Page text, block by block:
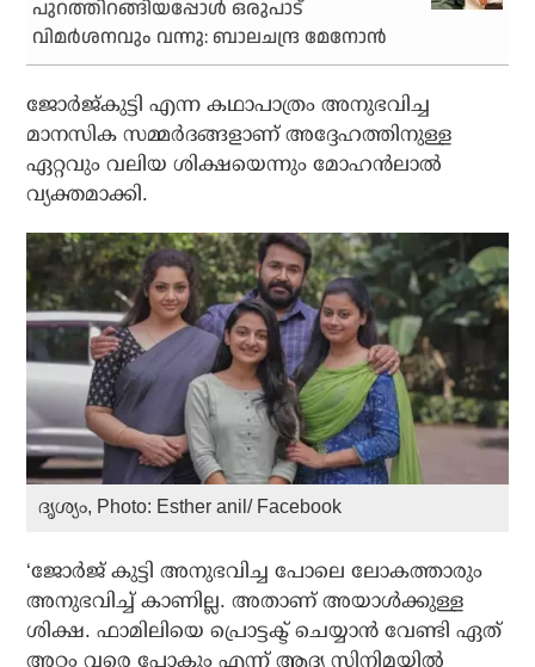
പുറത്തിറങ്ങിയപ്പോൾ ഒരുപാട്
വിമർശനവും വന്നു: ബാലചന്ദ്ര മേനോൻ
ജോർജ്‌കുട്ടി എന്ന കഥാപാത്രം അനുഭവിച്ച
മാനസിക സമ്മർദങ്ങളാണ് അദ്ദേഹത്തിനുള്ള
ഏറ്റവും വലിയ ശിക്ഷയെന്നും മോഹൻലാൽ
വ്യക്തമാക്കി.
ദൃശ്യം, Photo: Esther anil/ Facebook
‘ജോർജ് കുട്ടി അനുഭവിച്ച പോലെ ലോകത്താരും
അനുഭവിച്ച് കാണില്ല. അതാണ് അയാൾക്കുള്ള
ശിക്ഷ. ഫാമിലിയെ പ്രൊട്ടക്ട് ചെയ്യാൻ വേണ്ടി ഏത്
അറ്റം വരെ പോകും എന്ന് ആദ്യ സിനിമയിൽ